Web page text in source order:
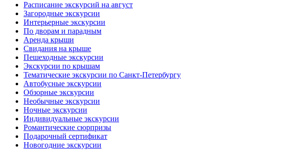
Расписание экскурсий на август
Загородные экскурсии
Интерьерные экскурсии
По дворам и парадным
Аренда крыши
Свидания на крыше
Пешеходные экскурсии
Экскурсии по крышам
Тематические экскурсии по Санкт-Петербургу
Автобусные экскурсии
Обзорные экскурсии
Необычные экскурсии
Ночные экскурсии
Индивидуальные экскурсии
Романтические сюрпризы
Подарочный сертификат
Новогодние экскурсии